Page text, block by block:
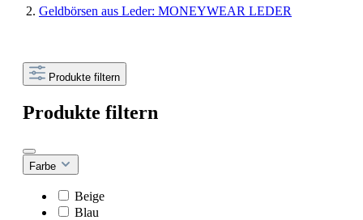
Geldbörsen aus Leder: MONEYWEAR LEDER
Produkte filtern
Produkte filtern
Farbe
Beige
Blau